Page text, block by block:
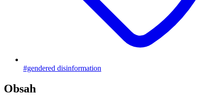
#gendered disinformation
Obsah